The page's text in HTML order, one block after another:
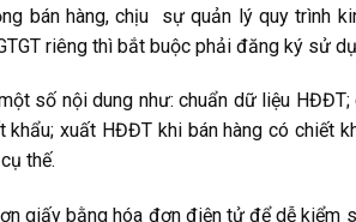
bán hàng, chịu sự quản lý quy trình
riêng thì bắt buộc phải đăng ký sử
số nội dung như: chuẩn dữ liệu HĐĐT;
xuất HĐĐT khi bán hàng có chiết
thế.
giấy bằng hóa đơn điện tử để dễ kiểm